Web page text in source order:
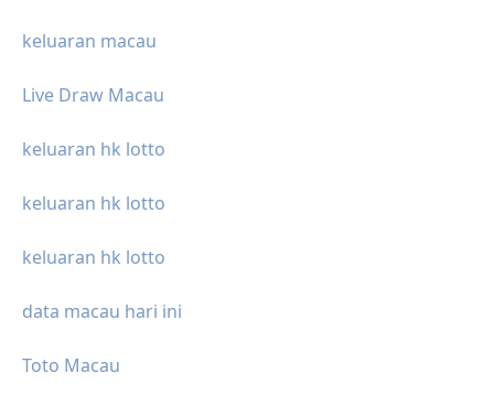
keluaran macau
Live Draw Macau
keluaran hk lotto
keluaran hk lotto
keluaran hk lotto
data macau hari ini
Toto Macau